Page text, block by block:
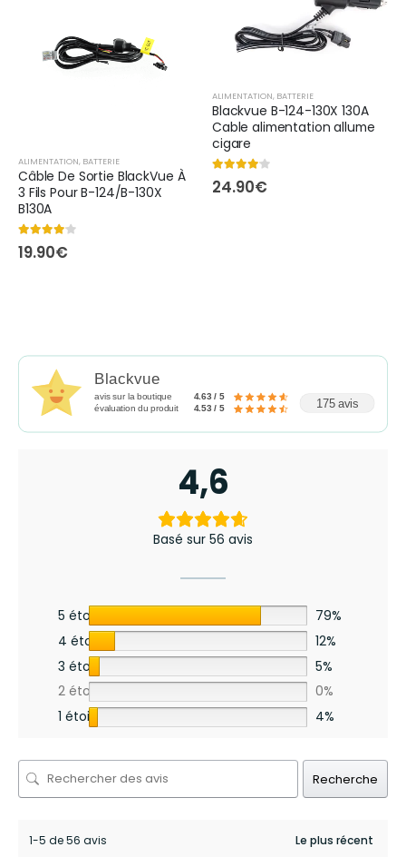
ALIMENTATION, BATTERIE
Câble De Sortie BlackVue À
3 Fils Pour B-124/B-130X
B130A
4.00out of 5
19.90€
ALIMENTATION, BATTERIE
Blackvue B-124-130X 130A
Cable alimentation allume
cigare
4.00 out of 5
24.90€
Blackvue
avis sur la boutique
4.63 / 5
évaluation du produit
4.53 / 5 175 avis
4,6
Basé sur 56 avis
5 étoiles
79%
4 étoiles
12%
3 étoiles
5%
2 étoiles
0%
1 étoile
4%
Recherche
1-5 de 56 avis